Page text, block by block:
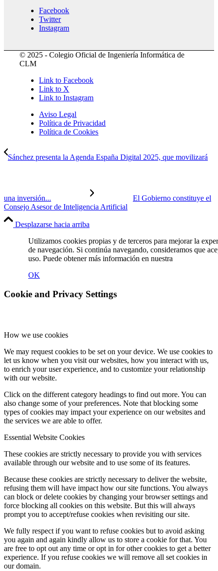
Facebook
Twitter
Instagram
© 2025 - Colegio Oficial de Ingeniería Informática de
CLM
Link to Facebook
Link to X
Link to Instagram
Aviso Legal
Política de Privacidad
Política de Cookies
Sánchez presenta la Agenda España Digital 2025, que movilizará
una inversión...
El Gobierno constituye el
Consejo Asesor de Inteligencia Artificial
Desplazarse hacia arriba
Utilizamos cookies propias y de terceros para mejorar la
de navegación. Si continúa navegando, consideramos que
uso. Puede obtener más información en nuestra
OK
Cookie and Privacy Settings
How we use cookies
We may request cookies to be set on your device. We use cookies to
let us know when you visit our websites, how you interact with us,
to enrich your user experience, and to customize your relationship
with our website.
Click on the different category headings to find out more. You can
also change some of your preferences. Note that blocking some
types of cookies may impact your experience on our websites and
the services we are able to offer.
Essential Website Cookies
These cookies are strictly necessary to provide you with services
available through our website and to use some of its features.
Because these cookies are strictly necessary to deliver the website,
refusing them will have impact how our site functions. You always
can block or delete cookies by changing your browser settings and
force blocking all cookies on this website. But this will always
prompt you to accept/refuse cookies when revisiting our site.
We fully respect if you want to refuse cookies but to avoid asking
you again and again kindly allow us to store a cookie for that. You
are free to opt out any time or opt in for other cookies to get a better
experience. If you refuse cookies we will remove all set cookies in
our domain.